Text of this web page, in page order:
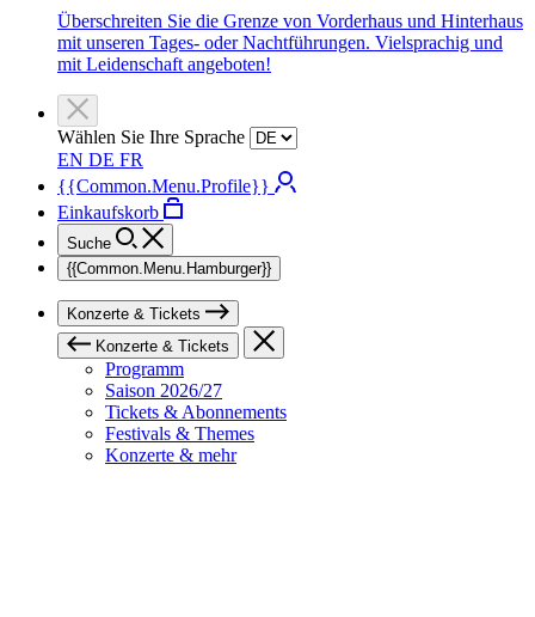
Überschreiten Sie die Grenze von Vorderhaus und Hinterhaus
mit unseren Tages- oder Nachtführungen. Vielsprachig und
mit Leidenschaft angeboten!
Wählen Sie Ihre Sprache
EN DE FR
{{Common.Menu.Profile}}
Einkaufskorb
Suche
{{Common.Menu.Hamburger}}
Konzerte & Tickets
Konzerte & Tickets
Programm
Saison 2026/27
Tickets & Abonnements
Festivals & Themes
Konzerte & mehr